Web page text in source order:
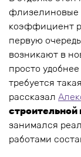
флизелиновые
коэффициент
первую
возникают в
просто
требуется
рассказал
строительной
занимался
работами